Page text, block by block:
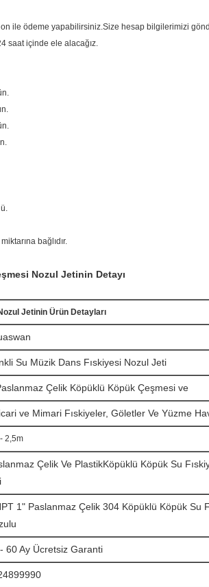
ile ödeme yapabilirsiniz.Size hesap bilgilerimizi
saat içinde ele alacağız.
bağlıdır.
Nozul Jetinin Detayı
Jetinin Ürün Detayları
Su Müzik Dans Fıskiyesi Nozul Jeti
Çelik Köpüklü Köpük Çeşmesi ve
ve Mimari Fıskiyeler, Göletler Ve Yüzme
2,5m
Çelik Ve PlastikKöpüklü Köpük Su
1" Paslanmaz Çelik 304 Köpüklü Köpük Su
60 Ay Ücretsiz Garanti